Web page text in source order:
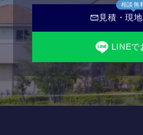
相談無
mail見積・現
LINEで